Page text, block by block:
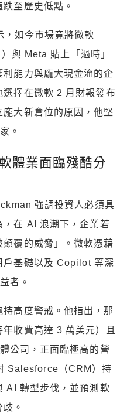
至歷史低點。
如今市場竟將微軟
與 Meta 貼上「過時」
能力與龐大現金流的企
擇在微軟 2 月財報發布
大新倉位的原因，他堅
。
體業面臨殘酷分
強調投資人必須具
，在 AI 浪潮下，企業若
覆的威脅」。微軟憑藉
戶基礎以及 Copilot 等深
者。
高度警戒。他指出，那
收費高達 3 萬美元）且
公司，正面臨極高的營
Salesforce（CRM）持
AI 轉型步伐，並預測軟
。